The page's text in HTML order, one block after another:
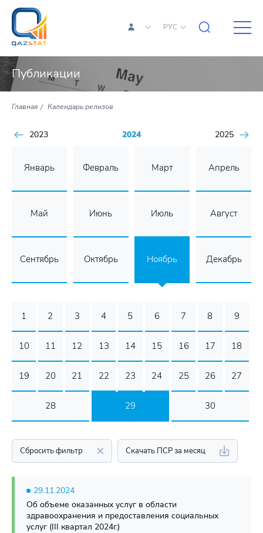
РУС
Публикации
Главная Календарь релизов
2023 2024 2025
Январь Февраль Март Апрель
Май Июнь Июль Август
Сентябрь Октябрь Ноябрь Декабрь
1 2 3 4 5 6 7 8 9
10 11 12 13 14 15 16 17 18
19 20 21 22 23 24 25 26 27
28 29 30
Сбросить фильтр Скачать ПСР за месяц
29.11.2024
Об объеме оказанных услуг в области
здравоохранения и предоставления социальных
услуг (III квартал 2024г.)